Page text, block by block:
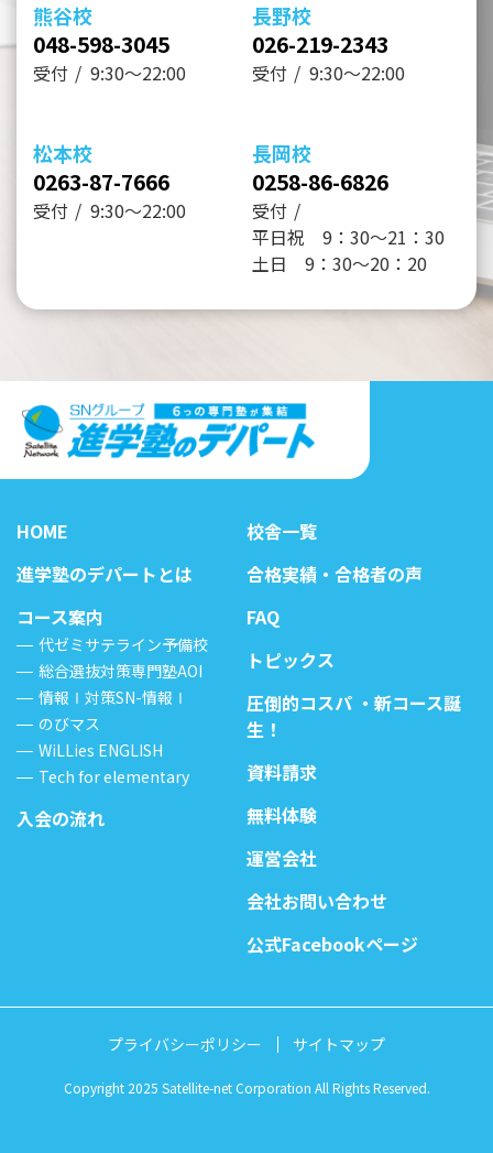
熊谷校
048-598-3045
受付 9:30～22:00
長野校
026-219-2343
受付 9:30～22:00
松本校
0263-87-7666
受付 9:30～22:00
長岡校
0258-86-6826
受付
平日祝 9：30～21：30
土日 9：30～20：20
HOME
進学塾のデパートとは
コース案内
代ゼミサテライン予備校
総合選抜対策専門塾AOI
情報Ⅰ対策SN-情報Ⅰ
のびマス
WiLLies ENGLISH
Tech for elementary
入会の流れ
校舎一覧
合格実績・合格者の声
FAQ
トピックス
圧倒的コスパ ・新コース誕
生！
資料請求
無料体験
運営会社
会社お問い合わせ
公式Facebookページ
プライバシーポリシー サイトマップ
Copyright 2025 Satellite-net Corporation All Rights Reserved.